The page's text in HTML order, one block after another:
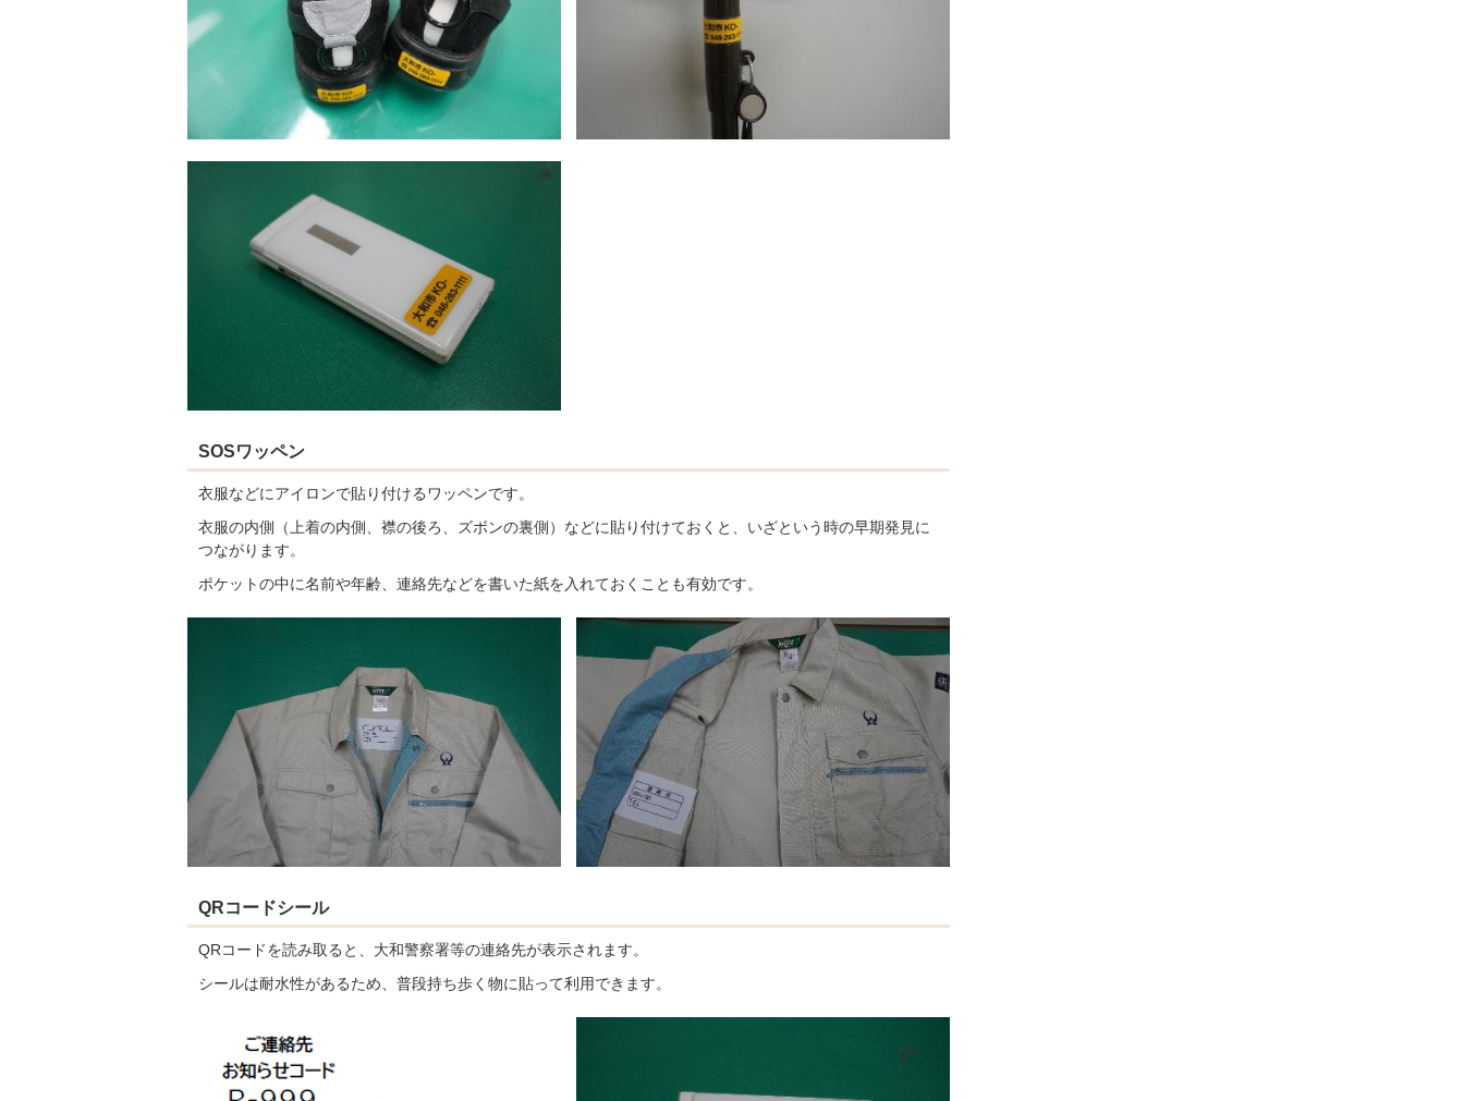
SOSワッペン
衣服などにアイロンで貼り付けるワッペンです。
衣服の内側（上着の内側、襟の後ろ、ズボンの裏側）などに貼り付けておくと、いざという時の早期発見に
つながります。
ポケットの中に名前や年齢、連絡先などを書いた紙を入れておくことも有効です。
QRコードシール
QRコードを読み取ると、大和警察署等の連絡先が表示されます。
シールは耐水性があるため、普段持ち歩く物に貼って利用できます。